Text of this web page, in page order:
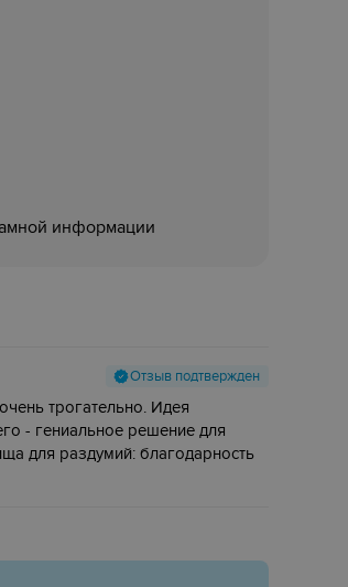
информации
Отзыв подтвержден
трогательно. Идея
- гениальное решение для
для раздумий: благодарность